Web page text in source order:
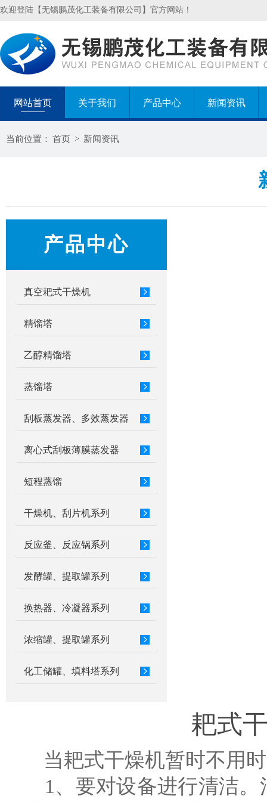
欢迎登陆【无锡鹏茂化工装备有限公司】官方网站！
网站首页 关于我们 产品中心 新闻资讯
当前位置： 首页 > 新闻资讯
产品中心
真空耙式干燥机
精馏塔
乙醇精馏塔
蒸馏塔
刮板蒸发器、多效蒸发器
离心式刮板薄膜蒸发器
短程蒸馏
干燥机、刮片机系列
反应釜、反应锅系列
发酵罐、提取罐系列
换热器、冷凝器系列
浓缩罐、提取罐系列
化工储罐、填料塔系列
耙式
当耙式干燥机暂时不用时
1、要对设备进行清洁。